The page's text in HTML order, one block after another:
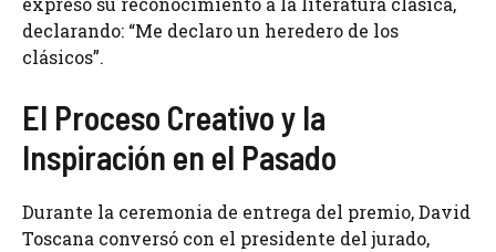
declarando: “Me declaro un heredero de los
clásicos”.
El Proceso Creativo y la
Inspiración en el Pasado
Durante la ceremonia de entrega del premio, David
Toscana conversó con el presidente del jurado,